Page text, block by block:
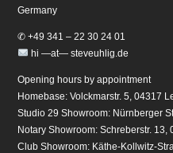
Germany
✆ +49 341 – 22 30 24 01
hi —at— steveuhlig.de
Opening hours by appointment
Homebase: Volckmarstr. 5, 04317
Studio 29 Showroom: Nürnberger
Notary Showroom: Schreberstr. 13,
Club Showroom: Käthe-Kollwitz-